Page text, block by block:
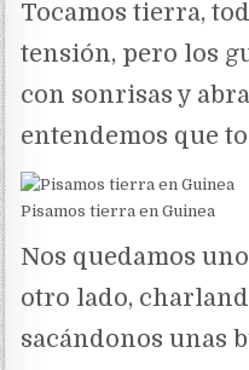
Tocamos tierra,
tensión, pero los
con sonrisas y
entendemos que
Pisamos tierra en Guinea
Nos quedamos
otro lado,
sacándonos unas